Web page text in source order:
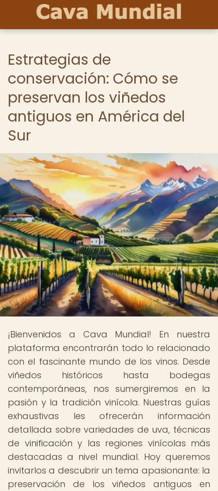
Estrategias de
conservación: Cómo se
preservan los viñedos
antiguos en América del
Sur
¡Bienvenidos a Cava Mundial! En nuestra
plataforma encontrarán todo lo relacionado
con el fascinante mundo de los vinos. Desde
viñedos históricos hasta bodegas
contemporáneas, nos sumergiremos en la
pasión y la tradición vinícola. Nuestras guías
exhaustivas les ofrecerán información
detallada sobre variedades de uva, técnicas
de vinificación y las regiones vinícolas más
destacadas a nivel mundial. Hoy queremos
invitarlos a descubrir un tema apasionante: la
preservación de los viñedos antiguos en